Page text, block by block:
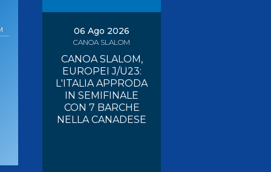
Risultati On Line Tesseramento
06 Ago 2026
CANOA SLALOM
CANOA SLALOM,
EUROPEI J/U23:
L'ITALIA APPRODA
IN SEMIFINALE
CON 7 BARCHE
NELLA CANADESE